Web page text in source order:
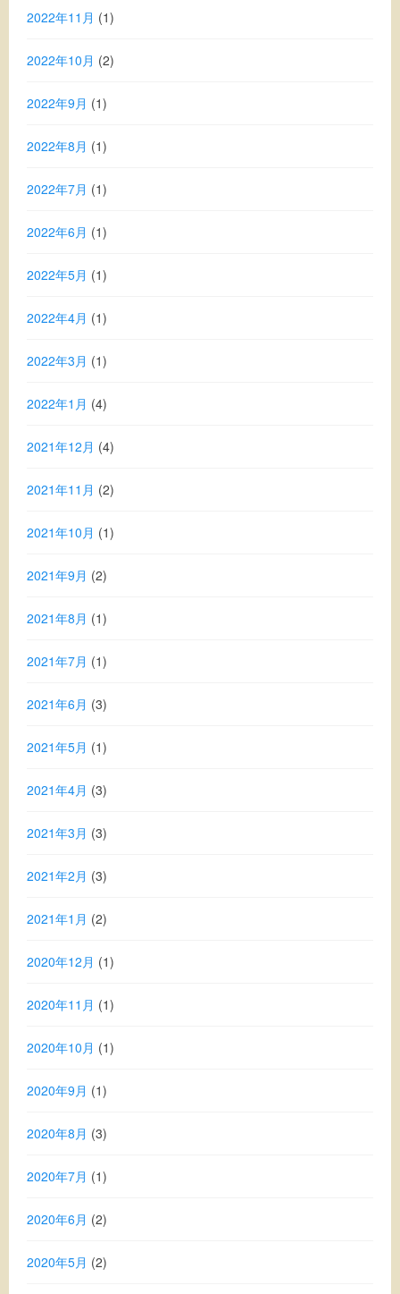
2022年11月 (1)
2022年10月 (2)
2022年9月 (1)
2022年8月 (1)
2022年7月 (1)
2022年6月 (1)
2022年5月 (1)
2022年4月 (1)
2022年3月 (1)
2022年1月 (4)
2021年12月 (4)
2021年11月 (2)
2021年10月 (1)
2021年9月 (2)
2021年8月 (1)
2021年7月 (1)
2021年6月 (3)
2021年5月 (1)
2021年4月 (3)
2021年3月 (3)
2021年2月 (3)
2021年1月 (2)
2020年12月 (1)
2020年11月 (1)
2020年10月 (1)
2020年9月 (1)
2020年8月 (3)
2020年7月 (1)
2020年6月 (2)
2020年5月 (2)